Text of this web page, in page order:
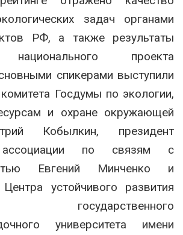
задач органами
РФ, а также результаты
национального проекта
спикерами выступили
Госдумы по экологии,
и охране окружающей
Кобылкин, президент
ассоциации по связям с
Евгений Минченко и
Центра устойчивого развития
государственного
университета имени